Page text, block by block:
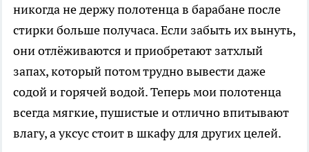
никогда не держу полотенца в барабане после
стирки больше получаса. Если забыть их вынуть,
они отлёживаются и приобретают затхлый
запах, который потом трудно вывести даже
содой и горячей водой. Теперь мои полотенца
всегда мягкие, пушистые и отлично впитывают
влагу, а уксус стоит в шкафу для других целей.